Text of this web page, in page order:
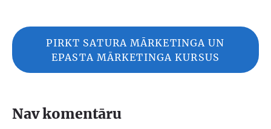
PIRKT SATURA MĀRKETINGA UN
EPASTA MĀRKETINGA KURSUS
Nav komentāru